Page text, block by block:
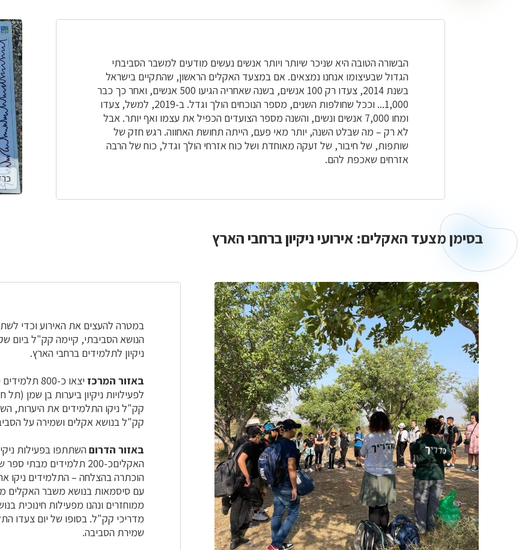
הבשורה הטובה היא שניכר שיותר ויותר אנשים נעשים מודעים למשבר הסביבתי
הגדול שבעיצומו אנחנו נמצאים. אם במצעד האקלים הראשון, שהתקיים בישראל
בשנת 2014, צעדו רק 100 אנשים, בשנה שאחריה הגיעו 500 אנשים, ואחר כך כבר
1,000... וככל שחולפות השנים, מספר הנוכחים הולך וגדל. ב-2019, למשל, צעדו
ומחו 7,000 אנשים ונשים, והשנה מספר הצועדים הכפיל את עצמו ואף יותר. אבל
לא רק – מה שבלט השנה, יותר מאי פעם, הייתה תחושת האחווה. רגש חזק של
שותפות, של חיבור, של זעקה מאוחדת ושל כוח אזרחי הולך וגדל, כוח של הרבה
אזרחים שאכפת להם.
בסימן
האקלים:
בסימן מצעד האקלים: אירועי ניקיון ברחבי הארץ
במטרה להעצים את האירוע וכדי
ניקיון לתלמידים ברחבי הארץ.
באזור המרכז
יצאו כ-800
לפעילויות ניקיון ביערות בן שמן
קק"ל ניקו התלמידים את היערות,
קק"ל בנושא אקלים ושמירה על
באזור הדרום השתתפו בפעילות
האקליםכ-200 תלמידים
הוכתרה בהצלחה – התלמידים ניקו
עם סיסמאות בנושא משבר האקלים
ממוחזרים ונהנו מפעילות חינוכית
מדריכי קק"ל. בסופו של יום צעדו
שמירת הסביבה.